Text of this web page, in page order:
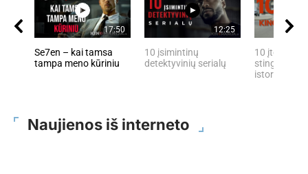
17:50
Se7en – kai tamsa
tampa meno kūriniu
12:25
10 įsimintinų
detektyvinių serialų
10 įtemptų,
stingdančių
istorijų
Naujienos iš interneto